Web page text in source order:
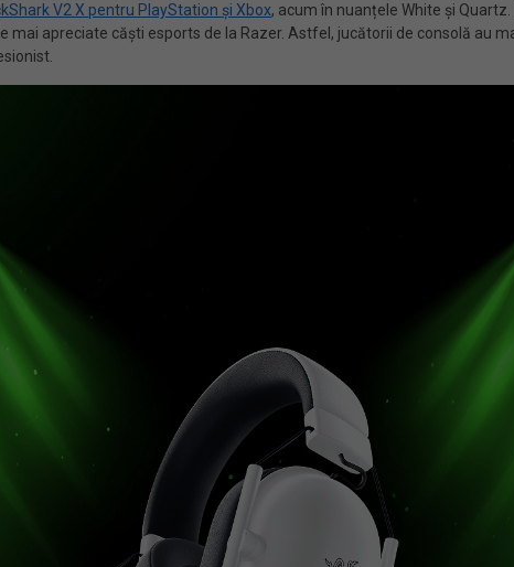
V2 X pentru PlayStation și Xbox, acum în nuanțele White și
apreciate căști esports de la Razer. Astfel, jucătorii de consolă au